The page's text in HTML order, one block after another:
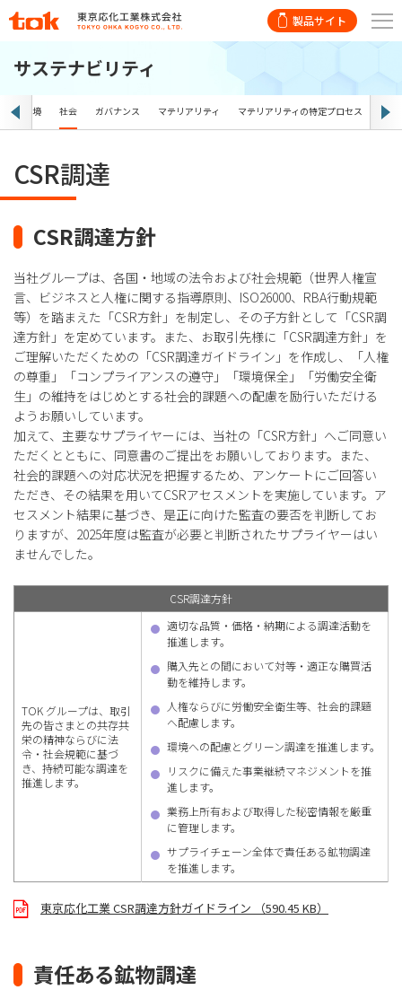
製品サイト
サステナビリティ
環境 社会 ガバナンス マテリアリティ マテリアリティの特定プロセス 目標
CSR調達
CSR調達方針
当社グループは、各国・地域の法令および社会規範（世界人権宣
言、ビジネスと人権に関する指導原則、ISO26000、RBA行動規範
等）を踏まえた「CSR方針」を制定し、その子方針として「CSR調
達方針」を定めています。また、お取引先様に「CSR調達方針」を
ご理解いただくための「CSR調達ガイドライン」を作成し、「人権
の尊重」「コンプライアンスの遵守」「環境保全」「労働安全衛
生」の維持をはじめとする社会的課題への配慮を励行いただける
ようお願いしています。
加えて、主要なサプライヤーには、当社の「CSR方針」へご同意い
ただくとともに、同意書のご提出をお願いしております。また、
社会的課題への対応状況を把握するため、アンケートにご回答い
ただき、その結果を用いてCSRアセスメントを実施しています。ア
セスメント結果に基づき、是正に向けた監査の要否を判断してお
りますが、2025年度は監査が必要と判断されたサプライヤーはい
ませんでした。
CSR調達方針
TOK グループは、取引
先の皆さまとの共存共
栄の精神ならびに法
令・社会規範に基づ
き、持続可能な調達を
推進します。
適切な品質・価格・納期による調達活動を
推進します。
購入先との間において対等・適正な購買活
動を維持します。
人権ならびに労働安全衛生等、社会的課題
へ配慮します。
環境への配慮とグリーン調達を推進します。
リスクに備えた事業継続マネジメントを推
進します。
業務上所有および取得した秘密情報を厳重
に管理します。
サプライチェーン全体で責任ある鉱物調達
を推進します。
東京応化工業 CSR調達方針ガイドライン （590.45 KB）
責任ある鉱物調達